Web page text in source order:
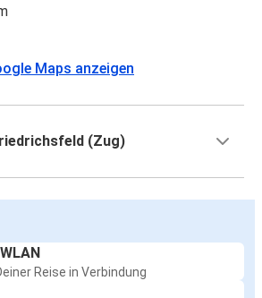
Maps anzeigen
(Zug)
Reise in Verbindung